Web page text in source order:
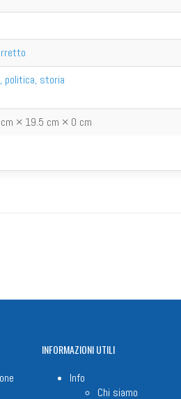
politica, storia
× 19.5 cm × 0 cm
INFORMAZIONIUTILI
Info
Chi siamo